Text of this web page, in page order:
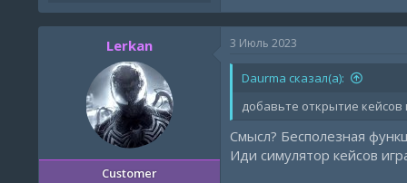
Lerkan
Customer
3 Июль 2023
Daurma сказал(а):
добавьте открытие кейсов
Смысл? Бесполезная
Иди симулятор кейсов